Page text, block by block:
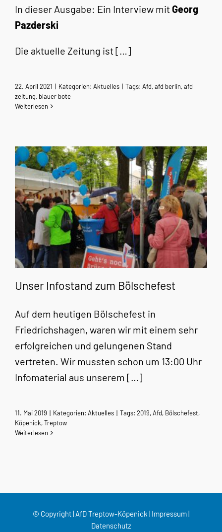
In dieser Ausgabe: Ein Interview mit Georg
Pazderski
Die aktuelle Zeitung ist […]
22. April 2021 | Kategorien: Aktuelles | Tags: Afd,afd berlin,afd
zeitung, blauer bote
Weiterlesen
Unser Infostand zum Bölschefest
Auf dem heutigen Bölschefest in
Friedrichshagen, waren wir mit einem sehr
erfolgreichen und gelungenen Stand
vertreten. Wir mussten schon um 13:00 Uhr
Infomaterial aus unserem […]
11. Mai 2019 | Kategorien: Aktuelles | Tags: 2019,Afd, Bölschefest,
Köpenick,Treptow
Weiterlesen
© Copyright | AfD Treptow-Köpenick | Impressum|
Datenschutz